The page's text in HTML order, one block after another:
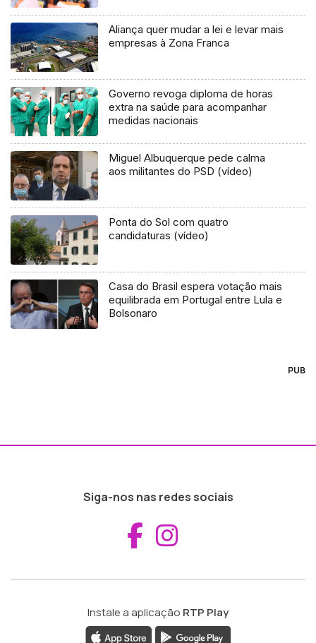
Aliança quer mudar a lei e levar mais
empresas à Zona Franca
Governo revoga diploma de horas
extra na saúde para acompanhar
medidas nacionais
Miguel Albuquerque pede calma
aos militantes do PSD (vídeo)
Ponta do Sol com quatro
candidaturas (vídeo)
Casa do Brasil espera votação mais
equilibrada em Portugal entre Lula e
Bolsonaro
PUB
Siga-nos nas redes sociais
Aceder ao
Instale a aplicação RTP Play